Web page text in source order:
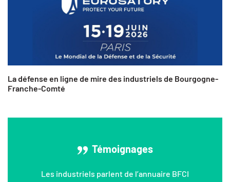
La défense en ligne de mire des industriels de Bourgogne-
Franche-Comté
Témoignages
Les industriels parlent de l’annuaire BFCI